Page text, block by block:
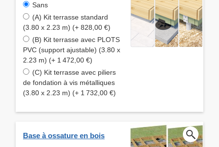
Sans
(A) Kit terrasse standard
(3.80 x 2.23 m) (+ 828,00 €)
(B) Kit terrasse avec PLOTS
PVC (support ajustable) (3.80 x
2.23 m) (+ 1 472,00 €)
(C) Kit terrasse avec piliers
de fondation à vis métalliques
(3.80 x 2.23 m) (+ 1 732,00 €)
Base à ossature en bois